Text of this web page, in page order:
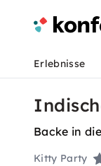
Erlebnisse
Backe in
Kitty Party